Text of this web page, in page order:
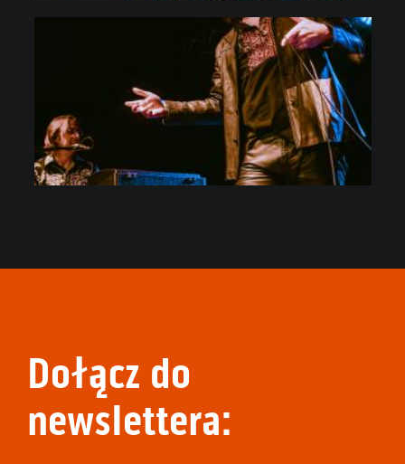
Dołącz do
newslettera: